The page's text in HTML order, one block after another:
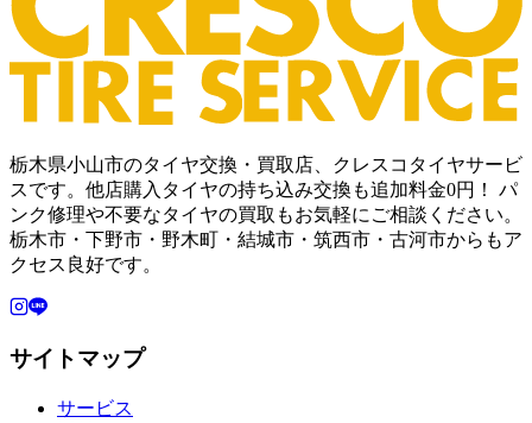
栃木県小山市のタイヤ交換・買取店、クレスコタイヤサービ
スです。他店購入タイヤの持ち込み交換も追加料金0円！ パ
ンク修理や不要なタイヤの買取もお気軽にご相談ください。
栃木市・下野市・野木町・結城市・筑西市・古河市からもア
クセス良好です。
サイトマップ
サービス